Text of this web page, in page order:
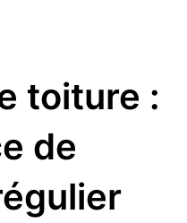
toiture :
de